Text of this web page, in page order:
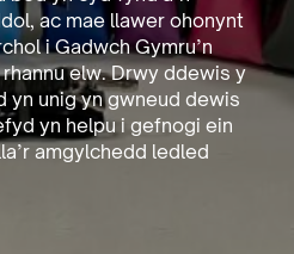
ac mae llawer ohonynt
i Gadwch Gymru’n
elw. Drwy ddewis y
yn unig yn gwneud dewis
yn helpu i gefnogi ein
amgylchedd ledled